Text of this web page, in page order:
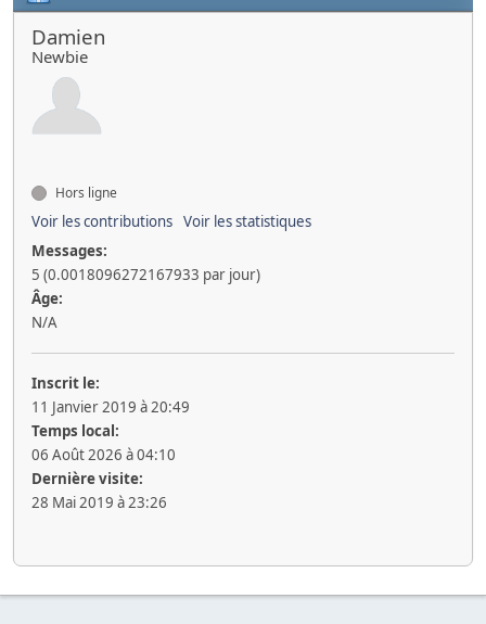
Damien
Newbie
Hors ligne
Voir les contributions Voir les statistiques
Messages:
5 (0.0018096272167933 par jour)
Âge:
N/A
Inscrit le:
11 Janvier 2019 à 20:49
Temps local:
06 Août 2026 à 04:10
Dernière visite:
28 Mai 2019 à 23:26